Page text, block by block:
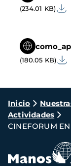
(234.01 KB)
(180.05 KB)
Ruta
de
Inicio
Actividades
CINEFORUM